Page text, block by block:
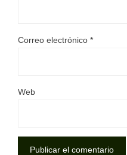
Correo electrónico *
Web